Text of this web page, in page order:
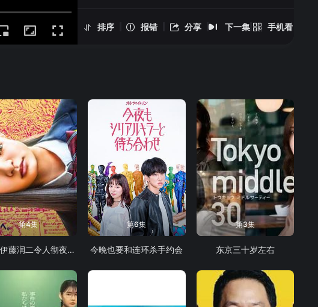
排序 报错 分享 下一集 手机看
第4集
怪奇-伊藤润二令人彻夜难眠的奇异故事
第6集
今晚也要和连环杀手约会
第3集
东京三十岁左右